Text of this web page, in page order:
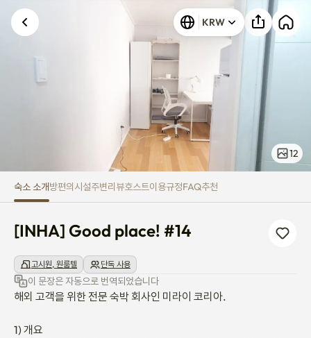
[INHA] Good place! #14
KRW
12
숙소 소개방편의시설주변리뷰호스트이용규정FAQ추천
[INHA] Good place! #14
고시원, 원룸텔 단독 사용
이 문장은 자동으로 번역되었습니다
해외 고객을 위한 전문 숙박 회사인 미라이 코리아.
1) 개요
알 수 없는 오류가 발생했습니다. 다시 시도해 주세요.